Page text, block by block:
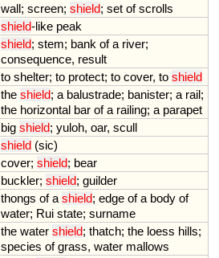
wall; screen; shield; set of scrolls
shield-like peak
shield; stem; bank of a river;
consequence, result
to shelter; to protect; to cover, to shield
the shield; a balustrade; banister; a rail;
the horizontal bar of a railing; a parapet
big shield; yuloh, oar, scull
shield (sic)
cover; shield; bear
buckler; shield; guilder
thongs of a shield; edge of a body of
water; Rui state; surname
the water shield; thatch; the loess hills;
species of grass, water mallows